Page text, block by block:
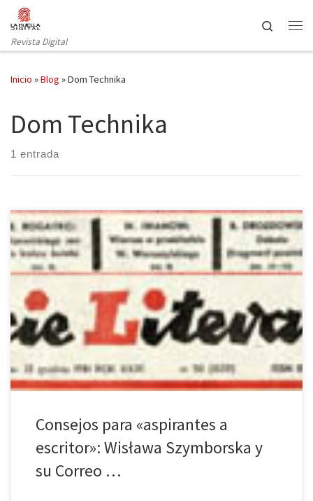
Saltar al contenido
Revista Digital
Search
Inicio »Blog »Dom Technika
Dom Technika
1 entrada
La editorial Nórdica ha publicado la hasta el momento última obra
traducida al español de la Nobel polaca Wisława Szymborska
(1923-2012): Correo literario, o cómo llegar a ser (o no llegar a ser)
escritor (traducción de Abel Murcia y Katarzyna Mołoniewicz). La
obra, que ha contado con una ayuda a […]
Consejos para «aspirantes a
escritor»: Wisława Szymborska y
su Correo …